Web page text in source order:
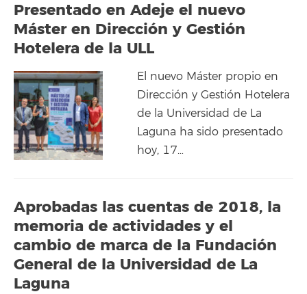
Presentado en Adeje el nuevo
Máster en Dirección y Gestión
Hotelera de la ULL
El nuevo Máster propio en
Dirección y Gestión Hotelera
de la Universidad de La
Laguna ha sido presentado
hoy, 17…
Aprobadas las cuentas de 2018, la
memoria de actividades y el
cambio de marca de la Fundación
General de la Universidad de La
Laguna